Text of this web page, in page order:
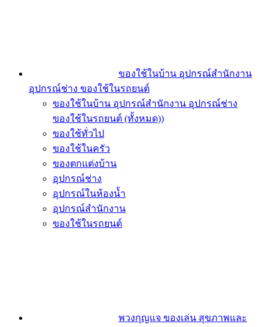
ของใช้ในบ้าน อุปกรณ์สำนักงาน
อุปกรณ์ช่าง ของใช้ในรถยนต์
ของใช้ในบ้าน อุปกรณ์สำนักงาน อุปกรณ์ช่าง
ของใช้ในรถยนต์ (ทั้งหมด))
ของใช้ทั่วไป
ของใช้ในครัว
ของตกแต่งบ้าน
อุปกรณ์ช่าง
อุปกรณ์ในห้องน้ำ
อุปกรณ์สำนักงาน
ของใช้ในรถยนต์
พวงกุญแจ ของเล่น สุขภาพและ